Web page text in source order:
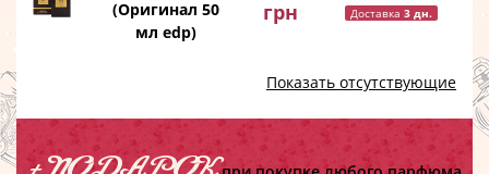
(Оригинал 50
мл edp)
грн
Доставка 3 дн.
Показать отсутствующие